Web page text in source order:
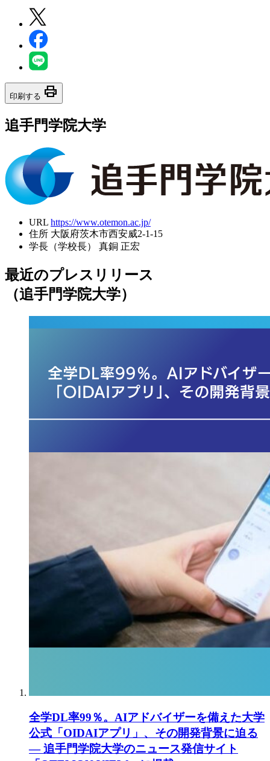
印刷する print
追手門学院大学
URL https://www.otemon.ac.jp/
住所 大阪府茨木市西安威2-1-15
学長（学校長）
真銅 正宏
最近のプレスリリース
（追手門学院大学）
全学DL率99％。AIアドバイザーを備えた大学
公式「OIDAIアプリ」、その開発背景に迫る
― 追手門学院大学のニュース発信サイト